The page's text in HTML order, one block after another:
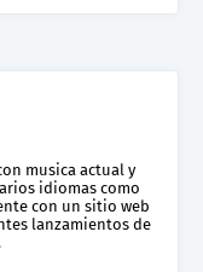
musica actual y
idiomas como
con un sitio web
lanzamientos de